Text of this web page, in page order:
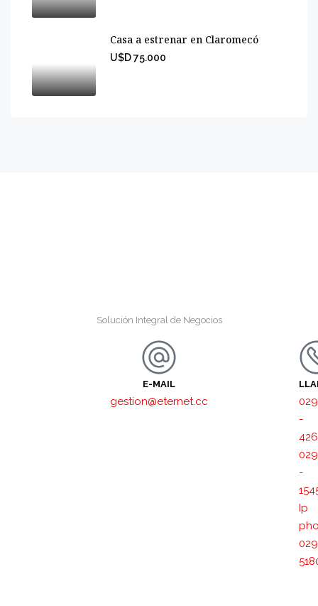
Casa a estrenar en Claromecó
U$D 75.000
Solución Integral de Negocios
E-MAIL
gestion@eternet.cc
-
-
Ip